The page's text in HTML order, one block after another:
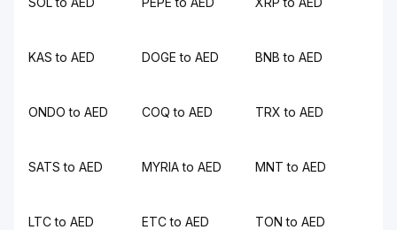
KAS to AED DOGE to AED BNB to AED
ONDO to AED COQ to AED TRX to AED
SATS to AED MYRIA to AED MNT to AED
LTC to AED ETC to AED TON to AED